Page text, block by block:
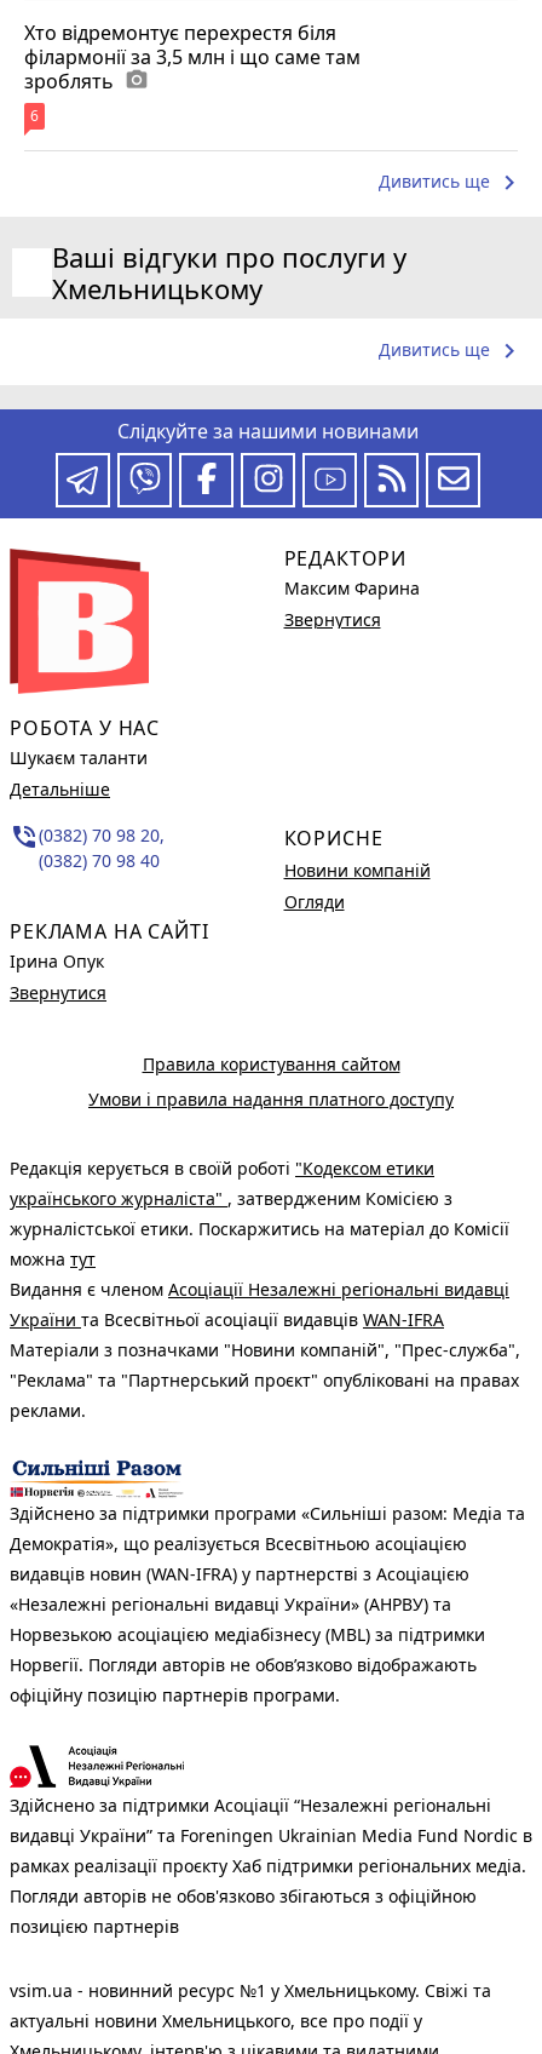
Хто відремонтує перехрестя біля
філармонії за 3,5 млн і що саме там
зроблять photo_camera
6
Дивитись ще keyboard_arrow_right
Ваші відгуки про послуги у
Хмельницькому
Дивитись ще keyboard_arrow_right
Слідкуйте за нашими новинами
РОБОТА У НАС
Шукаєм таланти
Детальніше
phone_in_talk(0382) 70 98 20,
(0382) 70 98 40
РЕКЛАМА НА САЙТІ
Ірина Опук
Звернутися
РЕДАКТОРИ
Максим Фарина
Звернутися
КОРИСНЕ
Новини компаній
Огляди
Правила користування сайтом
Умови і правила надання платного доступу
Редакція керується в своїй роботі "Кодексом етики
українського журналіста" , затвердженим Комісією з
журналістської етики. Поскаржитись на матеріал до Комісії
можна тут
Видання є членом Асоціації Незалежні регіональні видавці
України та Всесвітньої асоціації видавців WAN-IFRA
Матеріали з позначками "Новини компаній", "Прес-служба",
"Реклама" та "Партнерський проєкт" опубліковані на правах
реклами.
Здійснено за підтримки програми «Сильніші разом: Медіа та
Демократія», що реалізується Всесвітньою асоціацією
видавців новин (WAN-IFRA) у партнерстві з Асоціацією
«Незалежні регіональні видавці України» (АНРВУ) та
Норвезькою асоціацією медіабізнесу (MBL) за підтримки
Норвегії. Погляди авторів не обов’язково відображають
офіційну позицію партнерів програми.
Здійснено за підтримки Асоціації “Незалежні регіональні
видавці України” та Foreningen Ukrainian Media Fund Nordic в
рамках реалізації проєкту Хаб підтримки регіональних медіа.
Погляди авторів не обов'язково збігаються з офіційною
позицією партнерів
vsim.ua - новинний ресурс №1 у Хмельницькому. Свіжі та
актуальні новини Хмельницького, все про події у